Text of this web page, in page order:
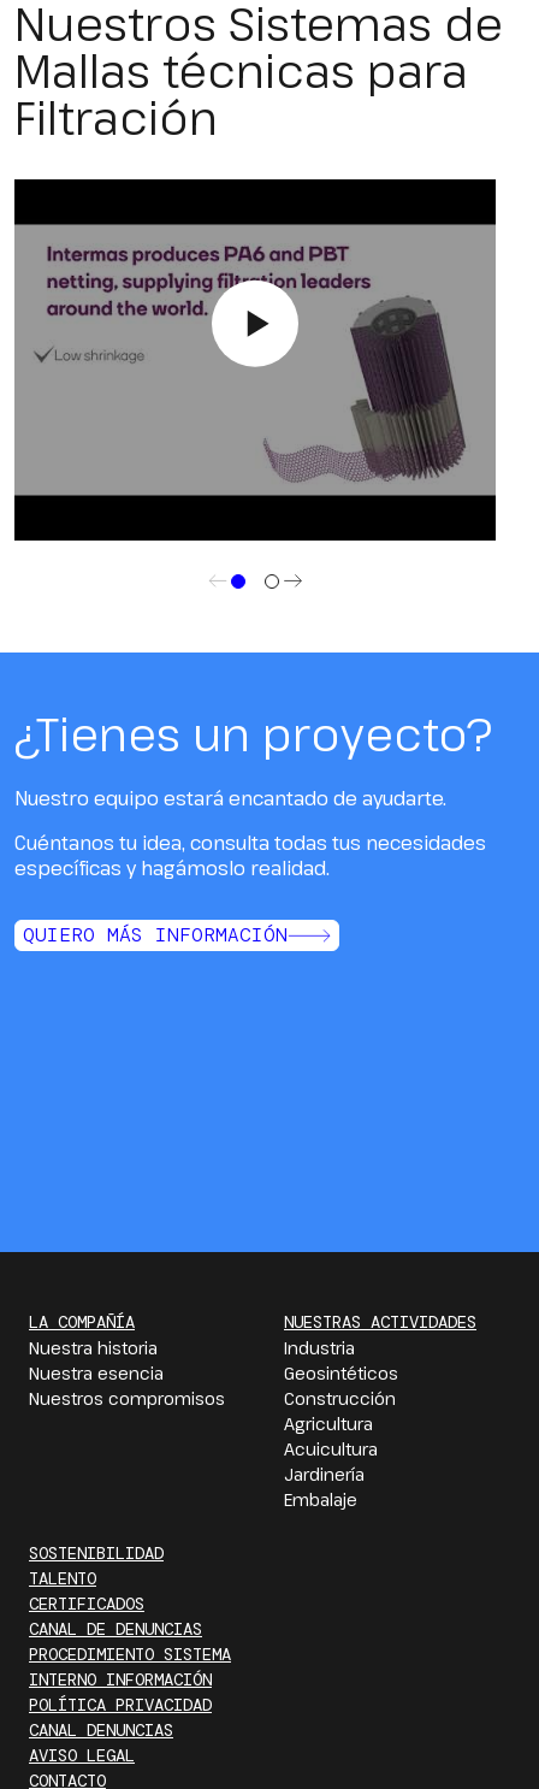
Nuestros Sistemas de
Mallas técnicas para
Filtración
¿Tienes un proyecto?
Nuestro equipo estará encantado de ayudarte.
Cuéntanos tu idea, consulta todas tus necesidades
específicas y hagámoslo realidad.
QUIERO MÁS INFORMACIÓN
LA COMPAÑÍA
Nuestra historia
Nuestra esencia
Nuestros compromisos
NUESTRAS ACTIVIDADES
Industria
Geosintéticos
Construcción
Agricultura
Acuicultura
Jardinería
Embalaje
SOSTENIBILIDAD
TALENTO
CERTIFICADOS
CANAL DE DENUNCIAS
PROCEDIMIENTO SISTEMA
INTERNO INFORMACIÓN
POLÍTICA PRIVACIDAD
CANAL DENUNCIAS
AVISO LEGAL
CONTACTO